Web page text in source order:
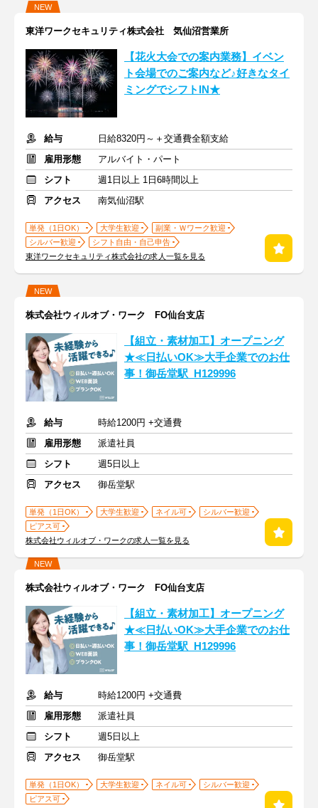
NEW
東洋ワークセキュリティ株式会社 気仙沼営業所
【花火大会での案内業務】イベン
ト会場でのご案内など♪好きなタイ
ミングでシフトIN★
給与
日給8320円～＋交通費全額支給
雇用形態
アルバイト・パート
シフト
週1日以上 1日6時間以上
アクセス
南気仙沼駅
単発（1日OK） 大学生歓迎
副業・Ｗワーク歓迎
シルバー歓迎
シフト自由・自己申告
東洋ワークセキュリティ株式会社の求人一覧を見る
NEW
株式会社ウィルオブ・ワーク FO仙台支店
【組立・素材加工】オープニング
★≪日払いOK≫大手企業でのお仕
事！御岳堂駅_H129996
給与
時給1200円 +交通費
雇用形態
派遣社員
シフト
週5日以上
アクセス
御岳堂駅
単発（1日OK） 大学生歓迎 ネイル可
シルバー歓迎
ピアス可
株式会社ウィルオブ・ワークの求人一覧を見る
NEW
株式会社ウィルオブ・ワーク FO仙台支店
【組立・素材加工】オープニング
★≪日払いOK≫大手企業でのお仕
事！御岳堂駅_H129996
給与
時給1200円 +交通費
雇用形態
派遣社員
シフト
週5日以上
アクセス
御岳堂駅
単発（1日OK） 大学生歓迎 ネイル可
シルバー歓迎
ピアス可